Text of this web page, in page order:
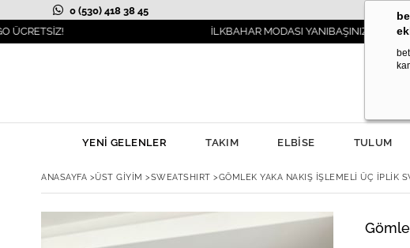
0 (530) 418 38 45
İLKBAHAR MODASI YANIBAŞINIZDA!
YENİ GELENLER TAKIM ELBİSE TULUM
ANASAYFA >ÜST GİYİM >SWEATSHIRT >GÖMLEK YAKA NAKIŞ İŞLEMELI ÜÇ İPLIK